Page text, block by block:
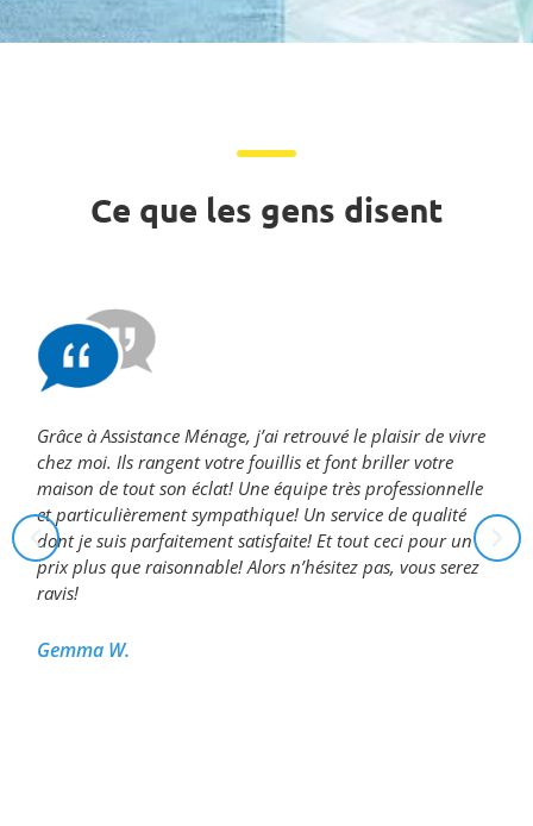
Ce que les gens disent
Grâce à Assistance Ménage, j’ai retrouvé le plaisir de vivre
chez moi. Ils rangent votre fouillis et font briller votre
maison de tout son éclat! Une équipe très professionnelle
et particulièrement sympathique! Un service de qualité
dont je suis parfaitement satisfaite! Et tout ceci pour un
prix plus que raisonnable! Alors n’hésitez pas, vous serez
ravis!
Gemma W.